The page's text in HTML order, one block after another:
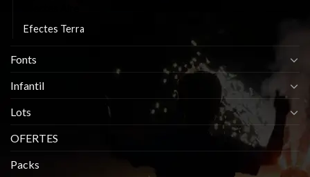
Efectes Terra
Fonts
Infantil
Lots
OFERTES
Packs